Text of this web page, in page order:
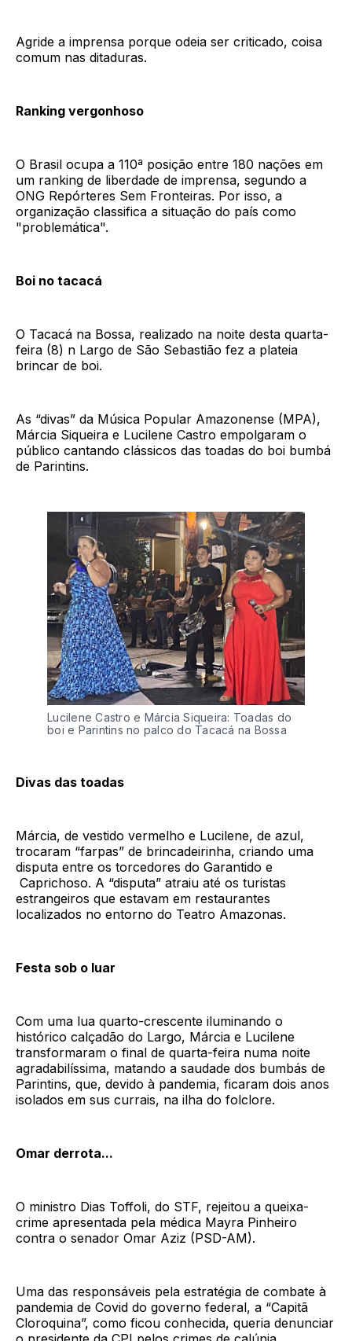
Agride a imprensa porque odeia ser criticado, coisa
comum nas ditaduras.
Ranking vergonhoso
O Brasil ocupa a 110ª posição entre 180 nações em
um ranking de liberdade de imprensa, segundo a
ONG Repórteres Sem Fronteiras. Por isso, a
organização classifica a situação do país como
"problemática".
Boi no tacacá
O Tacacá na Bossa, realizado na noite desta quarta-
feira (8) n Largo de São Sebastião fez a plateia
brincar de boi.
As “divas” da Música Popular Amazonense (MPA),
Márcia Siqueira e Lucilene Castro empolgaram o
público cantando clássicos das toadas do boi bumbá
de Parintins.
Lucilene Castro e Márcia Siqueira: Toadas do
boi e Parintins no palco do Tacacá na Bossa
Divas das toadas
Márcia, de vestido vermelho e Lucilene, de azul,
trocaram “farpas” de brincadeirinha, criando uma
disputa entre os torcedores do Garantido e
Caprichoso. A “disputa” atraiu até os turistas
estrangeiros que estavam em restaurantes
localizados no entorno do Teatro Amazonas.
Festa sob o luar
Com uma lua quarto-crescente iluminando o
histórico calçadão do Largo, Márcia e Lucilene
transformaram o final de quarta-feira numa noite
agradabilíssima, matando a saudade dos bumbás de
Parintins, que, devido à pandemia, ficaram dois anos
isolados em sus currais, na ilha do folclore.
Omar derrota...
O ministro Dias Toffoli, do STF, rejeitou a queixa-
crime apresentada pela médica Mayra Pinheiro
contra o senador Omar Aziz (PSD-AM).
Uma das responsáveis pela estratégia de combate à
pandemia de Covid do governo federal, a “Capitã
Cloroquina”, como ficou conhecida, queria denunciar